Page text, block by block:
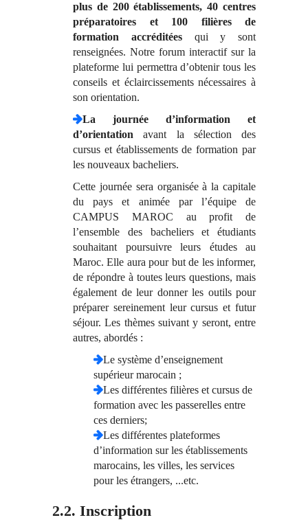
plus de 200 établissements, 40 centres
préparatoires et 100 filières de
formation accréditéesqui y sont
renseignées. Notre forum interactif sur la
plateforme lui permettra d’obtenir tous les
conseils et éclaircissements nécessaires à
son orientation.
La journée d’information et
d’orientation avant la sélection des
cursus et établissements de formation par
les nouveaux bacheliers.
Cette journée sera organisée à la capitale
du pays et animée par l’équipe de
CAMPUS MAROC au profit de
l’ensemble des bacheliers et étudiants
souhaitant poursuivre leurs études au
Maroc. Elle aura pour but de les informer,
de répondre à toutes leurs questions, mais
également de leur donner les outils pour
préparer sereinement leur cursus et futur
séjour. Les thèmes suivant y seront, entre
autres, abordés :
Le système d’enseignement
supérieur marocain ;
Les différentes filières et cursus de
formation avec les passerelles entre
ces derniers;
Les différentes plateformes
d’information sur les établissements
marocains, les villes, les services
pour les étrangers, ...etc.
2.2. Inscription